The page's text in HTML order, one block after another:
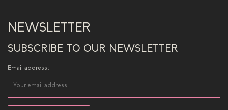
NEWSLETTER
SUBSCRIBE TO OUR NEWSLETTER
Email address: